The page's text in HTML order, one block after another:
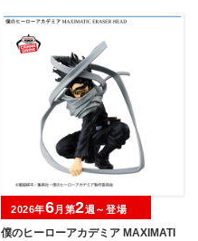
僕のヒーローアカデミア MAXIMATI
2026年6月第2週～登場